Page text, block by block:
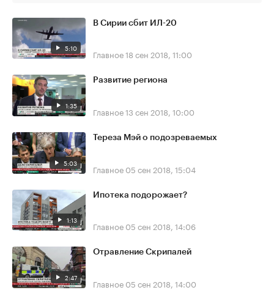
5:10
В Сирии сбит ИЛ-20
Главное18 сен 2018, 11:00
1:35
Развитие региона
Главное13 сен 2018, 10:00
5:03
Тереза Мэй о подозреваемых
Главное 05 сен 2018, 15:04
1:13
Ипотека подорожает?
Главное 05 сен 2018, 14:06
2:47
Отравление Скрипалей
Главное 05 сен 2018, 14:00